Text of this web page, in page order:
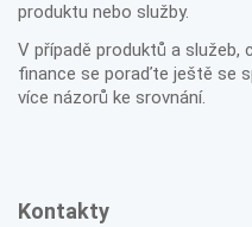
produktu nebo služby.
V případě produktů a služeb,
finance se poraďte ještě se
více názorů ke srovnání.
Kontakty